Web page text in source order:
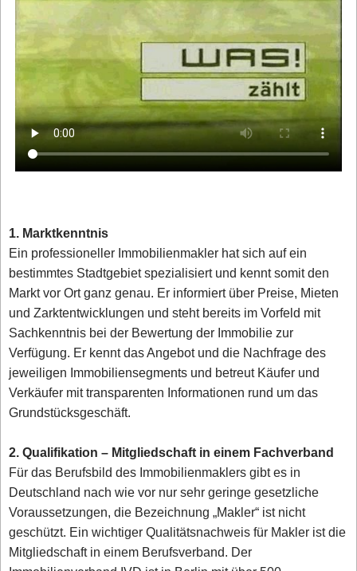
1. Marktkenntnis
Ein professioneller Immobilienmakler hat sich auf ein
bestimmtes Stadtgebiet spezialisiert und kennt somit den
Markt vor Ort ganz genau. Er informiert über Preise, Mieten
und Zarktentwicklungen und steht bereits im Vorfeld mit
Sachkenntnis bei der Bewertung der Immobilie zur
Verfügung. Er kennt das Angebot und die Nachfrage des
jeweiligen Immobiliensegments und betreut Käufer und
Verkäufer mit transparenten Informationen rund um das
Grundstücksgeschäft.
2. Qualifikation – Mitgliedschaft in einem Fachverband
Für das Berufsbild des Immobilienmaklers gibt es in
Deutschland nach wie vor nur sehr geringe gesetzliche
Voraussetzungen, die Bezeichnung „Makler“ ist nicht
geschützt. Ein wichtiger Qualitätsnachweis für Makler ist die
Mitgliedschaft in einem Berufsverband. Der